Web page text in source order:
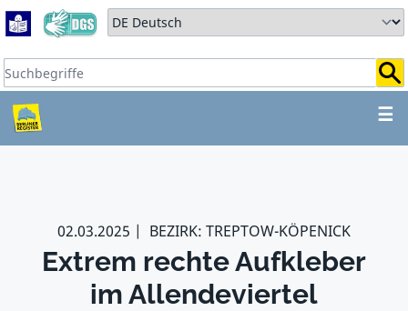
Zum Hauptbereich springen
Zum Hauptmenü springen
Sprache auswählen:
Suchbegriffe:
☰
ZUM HAUPTBEREICH
02.03.2025 BEZIRK: TREPTOW-KÖPENICK
Extrem rechte Aufkleber
im Allendeviertel